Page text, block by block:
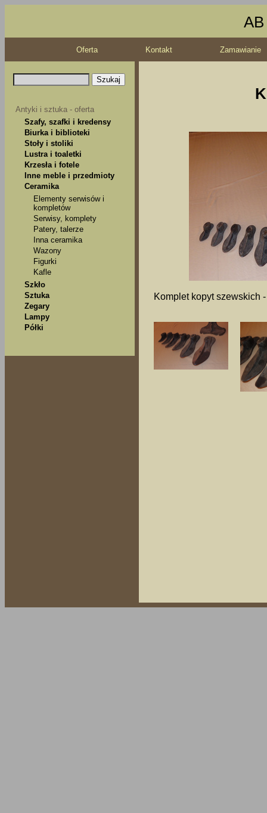
Oferta Kontakt Zamawianie
Antyki i sztuka - oferta
Szafy, szafki i kredensy
Biurka i biblioteki
Stoły i stoliki
Lustra i toaletki
Krzesła i fotele
Inne meble i przedmioty
Ceramika
Elementy serwisów i
kompletów
Serwisy, komplety
Patery, talerze
Inna ceramika
Wazony
Figurki
Kafle
Szkło
Sztuka
Zegary
Lampy
Półki
Komplet kopyt szewskich